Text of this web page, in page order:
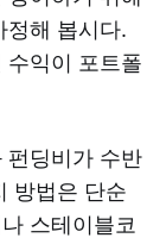
정해 봅시다.
수익이 포트폴
펀딩비가 수반
방법은 단순
스테이블코